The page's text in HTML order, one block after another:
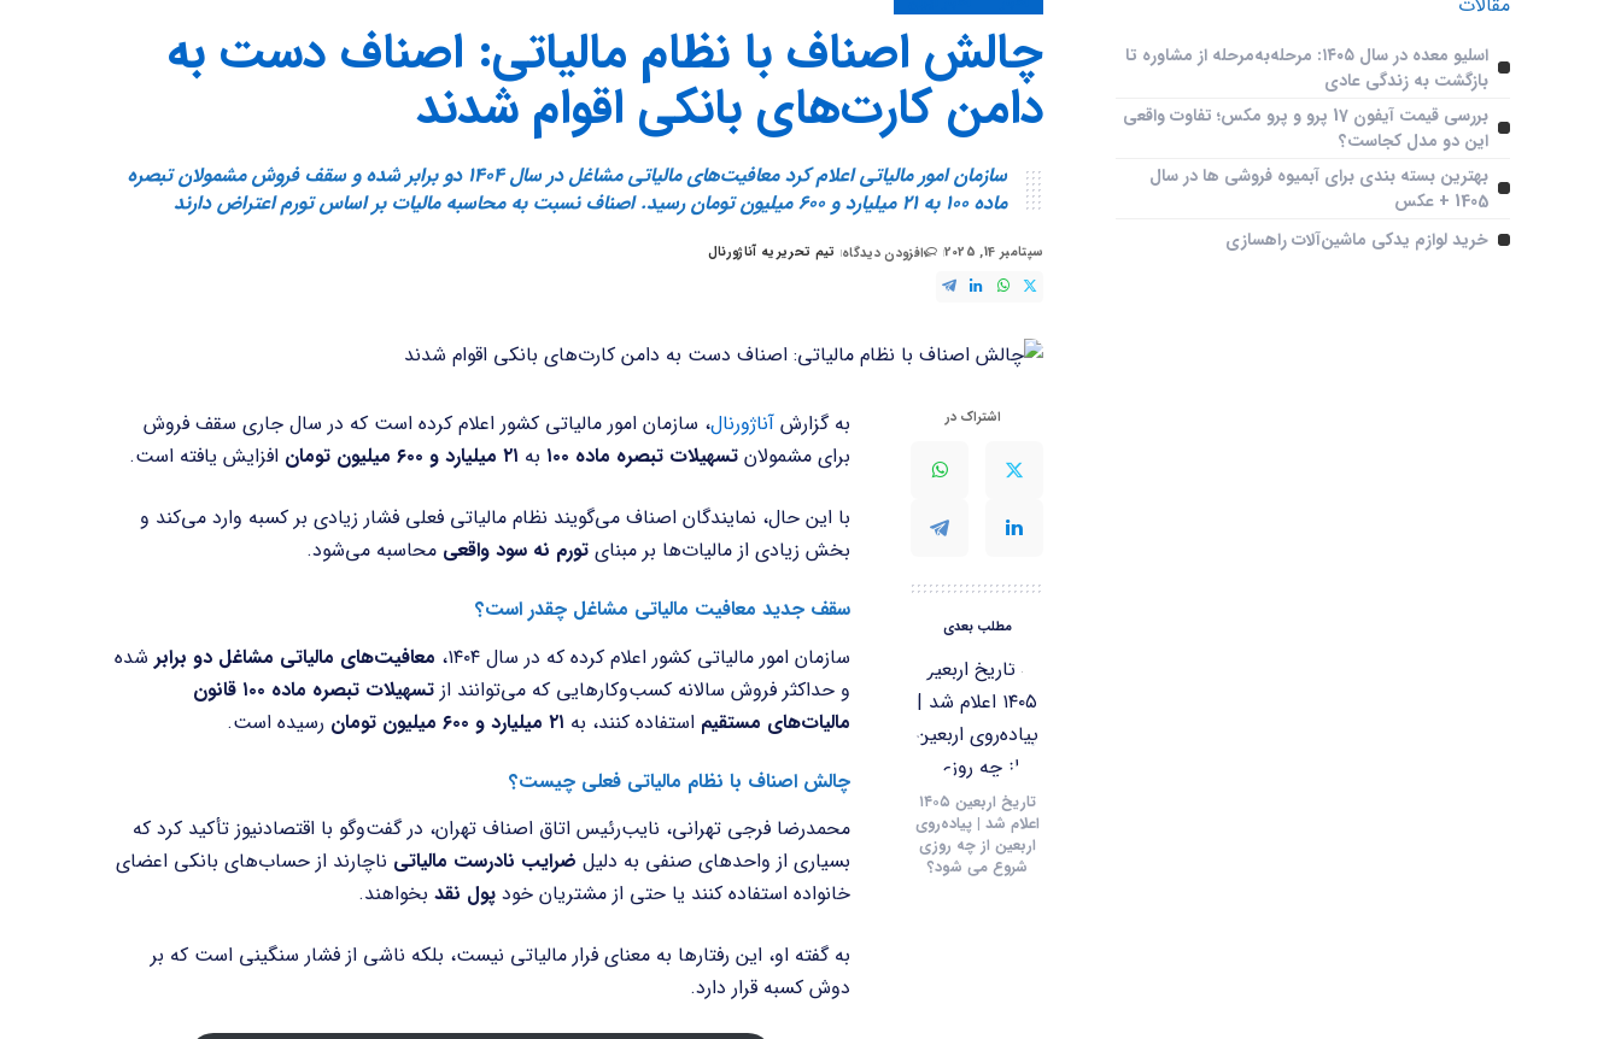
آپشن‌ ها و قیمت روز ماشین‌
ها
چالش اصناف با نظام مالیاتی: اصناف دست به
دامن کارت‌های بانکی اقوام شدند
سازمان امور مالیاتی اعلام کرد معافیت‌های مالیاتی مشاغل در سال ۱۴۰۴ دو برابر شده و سقف فروش مشمولان تبصره
ماده ۱۰۰ به ۲۱ میلیارد و ۶۰۰ میلیون تومان رسید. اصناف نسبت به محاسبه مالیات بر اساس تورم اعتراض دارند
سپتامبر 14, 2025 افزودن دیدگاهارسال
تیم تحریریه آناژورنال
اشتراک در
مطلب بعدی
تاریخ اربعین ۱۴۰۵
اعلام شد | پیاده‌روی
اربعین از چه روزی
شروع می‌ شود؟
به گزارش آناژورنال، سازمان امور مالیاتی کشور اعلام کرده است که در سال جاری سقف فروش
برای مشمولان تسهیلات تبصره ماده ۱۰۰ به ۲۱ میلیارد و ۶۰۰ میلیون تومان افزایش یافته است.
با این حال، نمایندگان اصناف می‌گویند نظام مالیاتی فعلی فشار زیادی بر کسبه وارد می‌کند و
بخش زیادی از مالیات‌ها بر مبنای تورم نه سود واقعی محاسبه می‌شود.
سقف جدید معافیت مالیاتی مشاغل چقدر است؟
سازمان امور مالیاتی کشور اعلام کرده که در سال ۱۴۰۴،
معافیت‌های مالیاتی مشاغل دو برابر شده
و حداکثر فروش سالانه کسب‌وکارهایی که می‌توانند از
تسهیلات تبصره ماده ۱۰۰ قانون
مالیات‌های مستقیم استفاده کنند، به ۲۱ میلیارد و ۶۰۰ میلیون تومان
رسیده است.
چالش اصناف با نظام مالیاتی فعلی چیست؟
محمدرضا فرجی تهرانی، نایب‌رئیس اتاق اصناف تهران، در گفت‌وگو با اقتصادنیوز تأکید کرد که
بسیاری از واحدهای صنفی به دلیل ضرایب نادرست مالیاتی ناچارند از حساب‌های بانکی اعضای
خانواده استفاده کنند یا حتی از مشتریان خود پول نقدبخواهند.
به گفته او، این رفتارها به معنای فرار مالیاتی نیست، بلکه ناشی از فشار سنگینی است که بر
دوش کسبه قرار دارد.
اسلیو معده در سال ۱۴۰۵: مرحله‌به‌مرحله از مشاوره تا
بازگشت به زندگی عادی
بررسی قیمت آیفون 17 پرو و پرو مکس؛ تفاوت واقعی
این دو مدل کجاست؟
بهترین بسته بندی برای آبمیوه فروشی ها در سال
1405 + عکس
خرید لوازم یدکی ماشین‌آلات راهسازی